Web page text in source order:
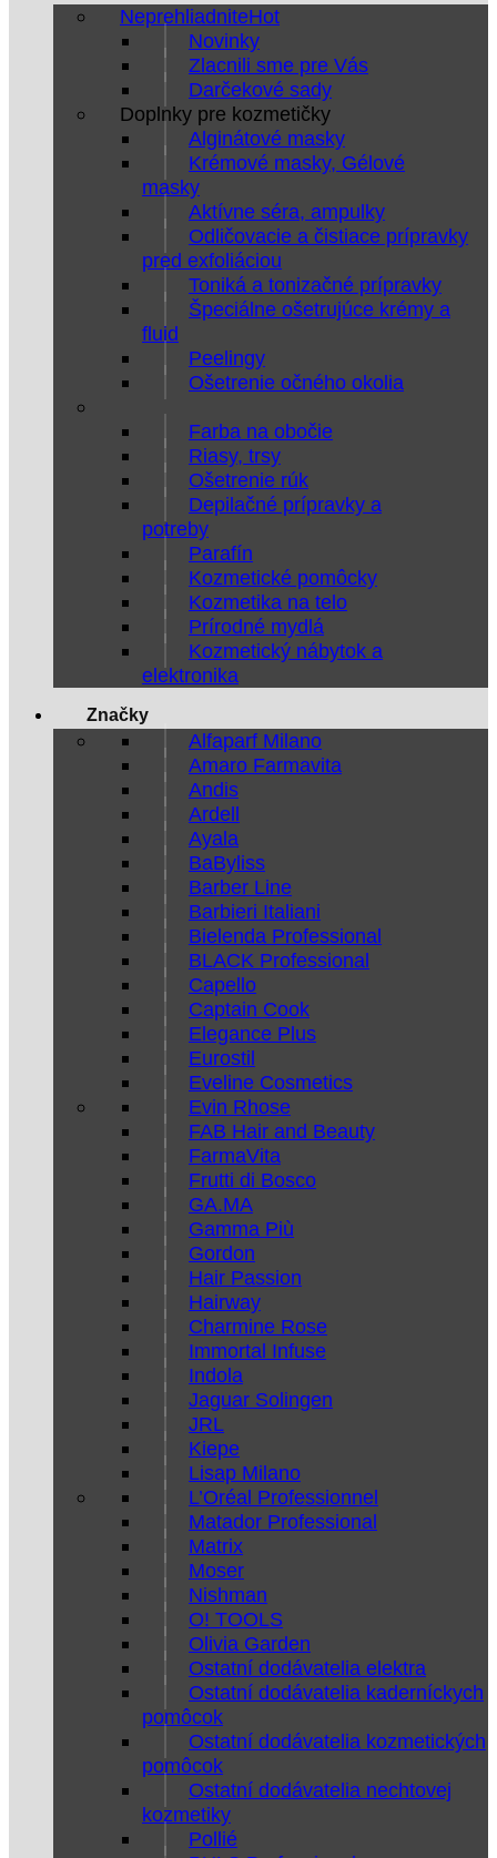
Neprehliadnite
Novinky
Zlacnili sme pre Vás
Darčekové sady
Doplnky pre kozmetičky
Alginátové masky
Krémové masky, Gélové
masky
Aktívne séra, ampulky
Odličovacie a čistiace prípravky
pred exfoliáciou
Toniká a tonizačné prípravky
Špeciálne ošetrujúce krémy a
fluid
Peelingy
Ošetrenie očného okolia
Farba na obočie
Riasy, trsy
Ošetrenie rúk
Depilačné prípravky a
potreby
Parafín
Kozmetické pomôcky
Kozmetika na telo
Prírodné mydlá
Kozmetický nábytok a
elektronika
Značky
Alfaparf Milano
Amaro Farmavita
Andis
Ardell
Ayala
BaByliss
Barber Line
Barbieri Italiani
Bielenda Professional
BLACK Professional
Capello
Captain Cook
Elegance Plus
Eurostil
Eveline Cosmetics
Evin Rhose
FAB Hair and Beauty
FarmaVita
Frutti di Bosco
GA.MA
Gamma Più
Gordon
Hair Passion
Hairway
Charmine Rose
Immortal Infuse
Indola
Jaguar Solingen
JRL
Kiepe
Lisap Milano
L’Oréal Professionnel
Matador Professional
Matrix
Moser
Nishman
O! TOOLS
Olivia Garden
Ostatní dodávatelia elektra
Ostatní dodávatelia kaderníckych
pomôcok
Ostatní dodávatelia kozmetických
pomôcok
Ostatní dodávatelia nechtovej
kozmetiky
Pollié